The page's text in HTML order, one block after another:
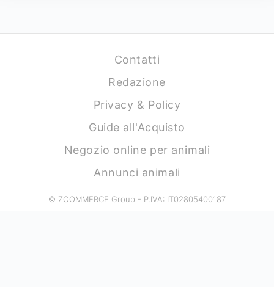
Contatti
Redazione
Privacy & Policy
Guide all'Acquisto
Negozio online per animali
Annunci animali
© ZOOMMERCE Group - P.IVA: IT02805400187